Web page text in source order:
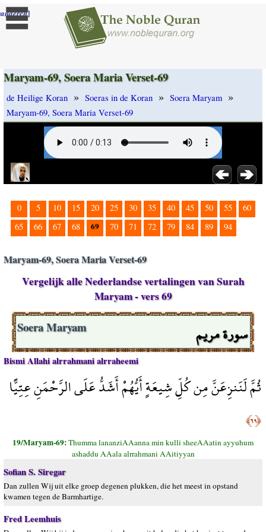
]
Maryam-69, Soera Maria Verset-69
de Heilige Koran » Soeras in de Koran » Soera Maryam »
Maryam-69, Soera Maria Verset-69
0 5 10 15 20 25 30 35 40 45 50 55
60
65
66 67 68 69 70 71 72 79 84 89 94
Maryam-69, Soera Maria Verset-69
Vergelijk alle Nederlandse vertalingen van Surah
Maryam - vers 69
سورة مريم Soera Maryam
Bismi Allahi alrrahmani alrraheemi
ثُمَّ لَنَنزِعَنَّ مِن كُلِّ شِيعَةٍ أَيُّهُمْ أَشَدُّ عَلَى الرَّحْمَنِ عِتِيًّا
﴿٦٩﴾
19/Maryam-69:Thumma lananziAAanna min kulli sheeAAatin ayyuhum
ashaddu AAala alrrahmani AAitiyyan
Sofian S. Siregar
Dan zullen Wij uit elke groep degenen plukken, die het meest in opstand
kwamen tegen de Barmhartige.
Fred Leemhuis